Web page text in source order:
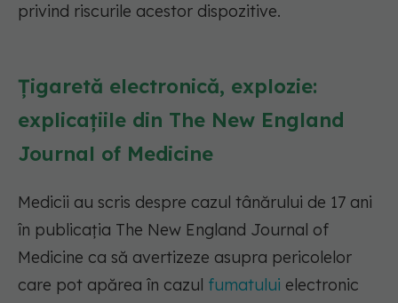
privind riscurile acestor dispozitive.
Țigaretă electronică, explozie:
explicațiile din The New England
Journal of Medicine
Medicii au scris despre cazul tânărului de 17 ani
în publicația The New England Journal of
Medicine ca să avertizeze asupra pericolelor
care pot apărea în cazul fumatului electronic